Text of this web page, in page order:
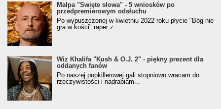
Małpa "Święte słowa" - 5 wniosków po
przedpremierowym odsłuchu
Po wypuszczonej w kwietniu 2022 roku płycie "Bóg nie
gra w kości" raper z...
Wiz Khalifa "Kush & O.J. 2" - piękny prezent dla
oddanych fanów
Po naszej popkillerowej gali stopniowo wracam do
rzeczywistości i nadrabiam...